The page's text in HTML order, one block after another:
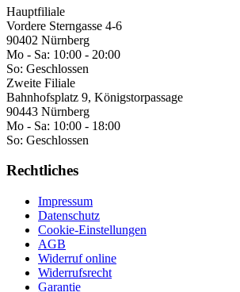
Hauptfiliale
Vordere Sterngasse 4-6
90402 Nürnberg
Mo - Sa: 10:00 - 20:00
So: Geschlossen
Zweite Filiale
Bahnhofsplatz 9, Königstorpassage
90443 Nürnberg
Mo - Sa: 10:00 - 18:00
So: Geschlossen
Rechtliches
Impressum
Datenschutz
Cookie-Einstellungen
AGB
Widerruf online
Widerrufsrecht
Garantie